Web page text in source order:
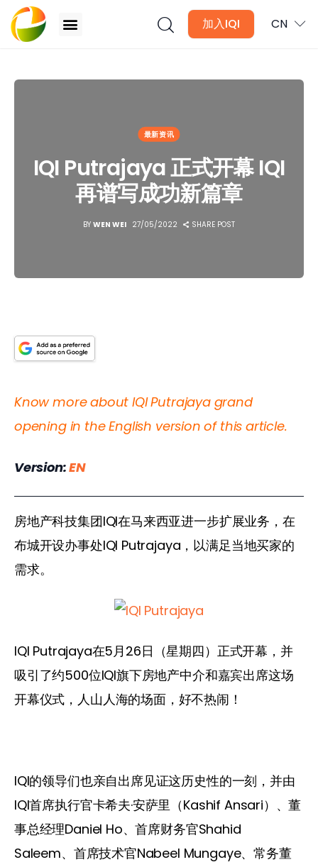
加入IQI CN
数位媒体
房产入门
最新资讯
IQI Putrajaya 正式开幕 IQI
再谱写成功新篇章
BY WEN WEI 27/05/2022 SHARE POST
Know more about IQI Putrajaya grand
opening in the English version of this article.
Version: EN
房地产科技集团IQI在马来西亚进一步扩展业务，在
布城开设办事处IQI Putrajaya，以满足当地买家的
需求。
IQI Putrajaya在5月26日（星期四）正式开幕，并
吸引了约500位IQI旗下房地产中介和嘉宾出席这场
开幕仪式，人山人海的场面，好不热闹！
IQI的领导们也亲自出席见证这历史性的一刻，并由
IQI首席执行官卡希夫·安萨里（Kashif Ansari）、董
事总经理Daniel Ho、首席财务官Shahid
Saleem、首席技术官Nabeel Mungaye、常务董